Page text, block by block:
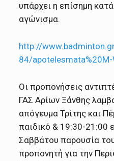
υπάρχει η επίσημη
αγώνισμα.
http://
84/apotelesmata%20M-
Οι προπονήσεις
ΓΑΣ Αρίων Ξάνθης
απόγευμα Τρίτης και
παιδικό & 19:30-21:00
Σαββάτου παρουσία
προπονητή για την